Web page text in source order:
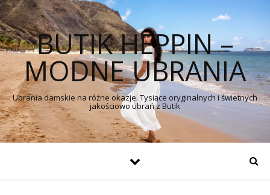
BUTIK HEPPIN –
MODNE UBRANIA
Ubrania damskie na różne okazje. Tysiące oryginalnych i świetnych
jakościowo ubrań z Butik